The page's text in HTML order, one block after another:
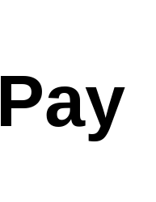
Pay